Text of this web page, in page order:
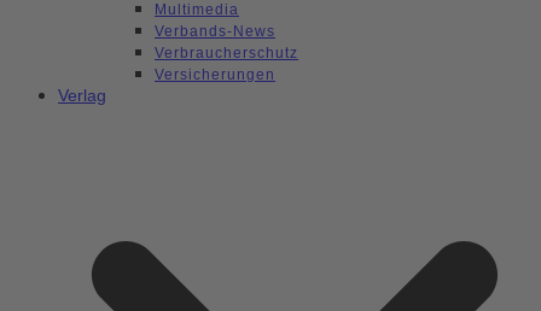
Multimedia
Verbands-News
Verbraucherschutz
Versicherungen
Verlag